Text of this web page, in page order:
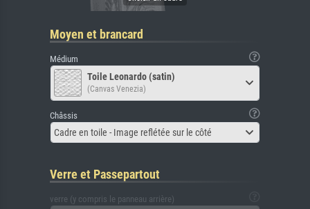
Moyen et brancard
Médium
Toile Leonardo (satin)
(Canvas Venezia)
Châssis
Cadre en toile - Image reflétée sur le côté
Verre et Passepartout
verre (y compris le panneau arrière)